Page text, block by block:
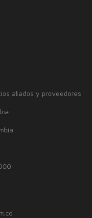
aliados y proveedores